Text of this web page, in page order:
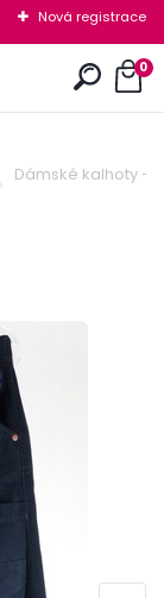
Nová registrace
0
Dámské kalhoty -